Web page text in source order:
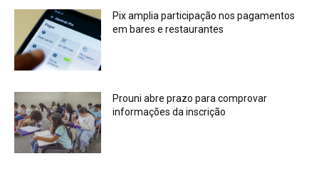
Pix amplia participação nos pagamentos
em bares e restaurantes
Prouni abre prazo para comprovar
informações da inscrição